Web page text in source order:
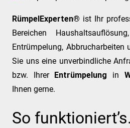
RümpelExperten® ist Ihr
Bereichen
Entrümpelung, Abbrucharbeiten
Sie uns eine unverbindliche
bzw. Ihrer Entrümpelung in
Ihnen gerne.
So